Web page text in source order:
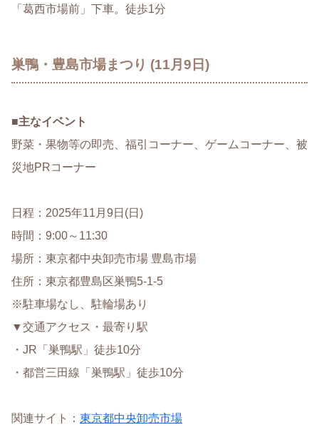
「葛西市場前」下車。徒歩1分
巣鴨・豊島市場まつり (11月9日)
■主なイベント
野菜・果物等の即売、福引コーナー、ゲームコーナー、被
災地PRコーナー
日程：2025年11月9日(日)
時間：9:00～11:30
場所：東京都中央卸売市場 豊島市場
住所：東京都豊島区巣鴨5-1-5
※駐車場なし、駐輪場あり
▼交通アクセス・最寄り駅
・JR「巣鴨駅」徒歩10分
・都営三田線「巣鴨駅」徒歩10分
関連サイト： 東京都中央卸売市場